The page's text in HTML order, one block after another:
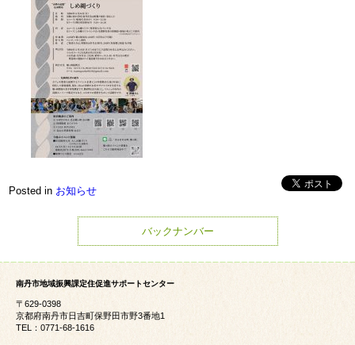
Posted in お知らせ
バックナンバー
南丹市地域振興課定住促進サポートセンター
〒629-0398
京都府南丹市日吉町保野田市野3番地1
TEL：0771-68-1616